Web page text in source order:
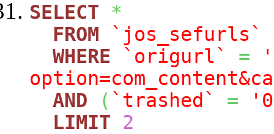
SELECT
*
FROM
`jos_sefurls`
WHERE
`origurl` =
AND
( `trashed` =
LIMIT
2